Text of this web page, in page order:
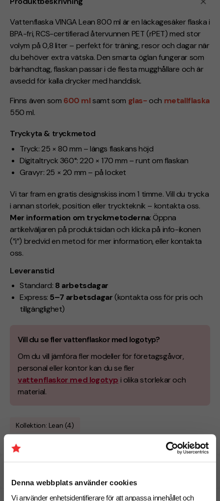
Denna webbplats använder cookies
Vi använder enhetsidentifierare för att anpassa innehållet och
Vattenflaska VINGA Lean 800 ml är en läckagesäker flaska i
BPA-fri, RCS-certifierad återvunnen PET (rPET) med stor
volym på 0,8 liter – perfekt för träning, resor och dagar när
du behöver extra vätska. Den smarta öglan fungerar som
bärhandtag, flaskan passar i de flesta mugghållare och är
avsedd för kalla drycker med handdisk.
Finns även som 600 mlsamt som glas- och metallflaska
550 ml.
Tryckyta & tryckmetod
Tryck: 25 × 80 mm – längs flaskans höjd
Digitaltryck 360°: 220 × 170 mm – runt om flaskan
Gravyr: 25 × 20 mm – på locket
Vi tar fram en gratis designskiss inom 1 timme. Vill du trycka
i annan storlek, position eller tryckteknik – kontakta oss.
Mer information om tryckmetoderna: Öppna
artikelväljaren på produktsidan och klicka på info-ikonen
(”i”) bredvid en metod för mer information, eller kontakta
oss.
Leveranstid
Standard: 8 arbetsdagar
Express: 5–7 arbetsdagar(kontakta oss för pris och
tillgänglighet)
Vill du se fler vattenflaskor med logotyp?
Om du vill jämföra fler modeller för företagsgåvor,
personal eller kontor kan du se fler
vattenflaskor med logotyp i olika storlekar och
material.
Kollektion: Lean (4)